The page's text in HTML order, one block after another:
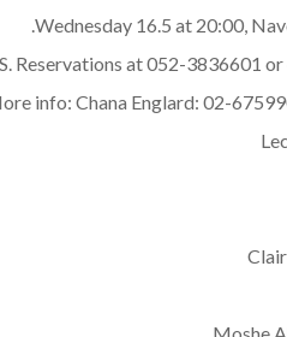
Wednesday 16.5 at 20:00,
Reservations at 052-3836601 or
info: Chana Englard: 02-